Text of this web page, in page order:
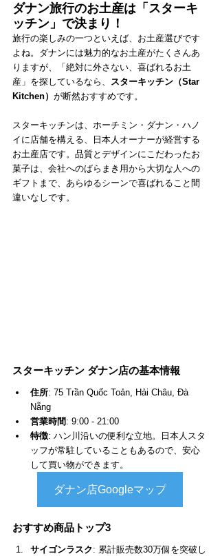
ダナン旅行のお土産は「スターキ
ッチン」で決まり！
旅行の楽しみの一つといえば、お土産選びです
よね。ダナンには魅力的なお土産がたくさんあ
りますが、「絶対に外さない、喜ばれるお土
産」を探しているなら、 スターキッチン（Star
Kitchen） が断然おすすめです。
スターキッチンは、ホーチミン・ダナン・ハノ
イに店舗を構える、日本人オーナーが経営する
お土産店です。品質とデザインにこだわったお
菓子は、会社へのばらまき用から大切な人への
ギフトまで、あらゆるシーンで喜ばれること間
違いなしです。
スターキッチン ダナン店の基本情報
住所: 75 Trần Quốc Toản, Hải Châu, Đà
Nẵng
営業時間: 9:00 - 21:00
特徴: ハン川沿いの便利な立地。日本人スタ
ッフが常駐していることもあるので、安心
して買い物ができます。
ダナン店Googleマップ
おすすめ商品トップ3
サイゴンラスク: 累計販売数30万個を突破し